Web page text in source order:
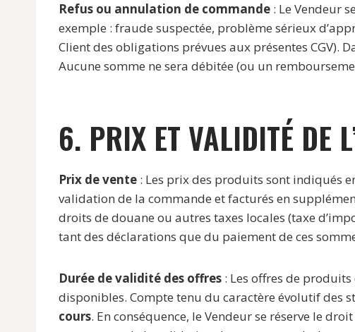
Refus ou annulation de commande : Le Vendeur
exemple : fraude suspectée, problème sérieux
Client des obligations prévues aux présentes CGV).
Aucune somme ne sera débitée (ou un
6. PRIX ET VALIDITÉ DE
Prix de vente : Les prix des produits sont indiqués
validation de la commande et facturés en
droits de douane ou autres taxes locales (taxe
tant des déclarations que du paiement de ces
Durée de validité des offres : Les offres de
disponibles. Compte tenu du caractère évolutif des
cours. En conséquence, le Vendeur se réserve le